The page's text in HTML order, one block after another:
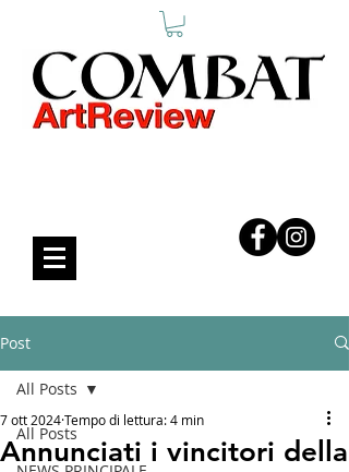
Post
All Posts
All Posts
Annunciati i vincitori della
7 ott 2024Tempo di lettura: 4 min